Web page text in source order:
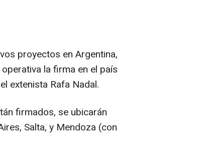
proyectos en Argentina,
la firma en el país
extenista Rafa Nadal.
firmados, se ubicarán
Salta, y Mendoza (con